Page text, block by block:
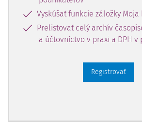
digitálne platformy. Pozitívny vplyv na štátny
v rámci preverovania prijatých informácií tak
prevádzkovateľov digitálnych
povinností z tejto oblasti. Finančná správa
Vyskúšať funkcie záložky
Prelistovať celý archív
a účtovníctvo v praxi a DPH v
Registrovať